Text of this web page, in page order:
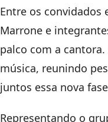
Entre os convidados
Marrone e
palco com a
música, reunindo
juntos essa nova
Representando o